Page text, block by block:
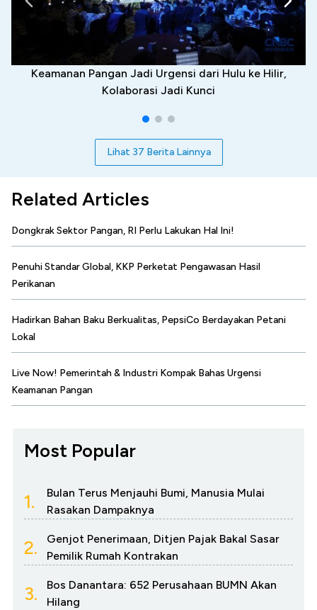
Keamanan Pangan Jadi Urgensi dari Hulu ke Hilir,
Kolaborasi Jadi Kunci
Lihat 37 Berita Lainnya
Related Articles
Dongkrak Sektor Pangan, RI Perlu Lakukan Hal Ini!
Penuhi Standar Global, KKP Perketat Pengawasan Hasil
Perikanan
Hadirkan Bahan Baku Berkualitas, PepsiCo Berdayakan Petani
Lokal
Live Now! Pemerintah & Industri Kompak Bahas Urgensi
Keamanan Pangan
Most Popular
1.
Bulan Terus Menjauhi Bumi, Manusia Mulai
Rasakan Dampaknya
2.
Genjot Penerimaan, Ditjen Pajak Bakal Sasar
Pemilik Rumah Kontrakan
3.
Bos Danantara: 652 Perusahaan BUMN Akan
Hilang